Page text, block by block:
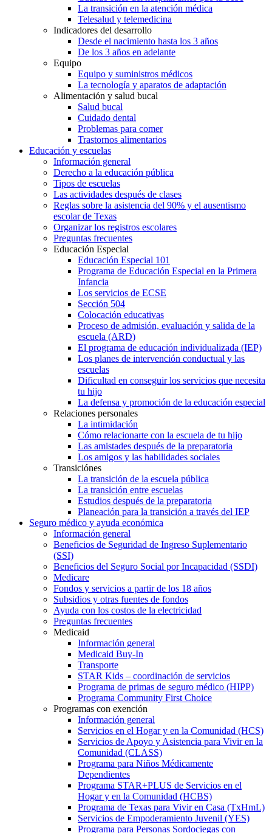
La transición en la atención médica
Telesalud y telemedicina
Indicadores del desarrollo
Desde el nacimiento hasta los 3 años
De los 3 años en adelante
Equipo
Equipo y suministros médicos
La tecnología y aparatos de adaptación
Alimentación y salud bucal
Salud bucal
Cuidado dental
Problemas para comer
Trastornos alimentarios
Educación y escuelas
Información general
Derecho a la educación pública
Tipos de escuelas
Las actividades después de clases
Reglas sobre la asistencia del 90% y el ausentismo
escolar de Texas
Organizar los registros escolares
Preguntas frecuentes
Educación Especial
Educación Especial 101
Programa de Educación Especial en la Primera
Infancia
Los servicios de ECSE
Sección 504
Colocación educativas
Proceso de admisión, evaluación y salida de la
escuela (ARD)
El programa de educación individualizada (IEP)
Los planes de intervención conductual y las
escuelas
Dificultad en conseguir los servicios que necesita
tu hijo
La defensa y promoción de la educación especial
Relaciones personales
La intimidación
Cómo relacionarte con la escuela de tu hijo
Las amistades después de la preparatoria
Los amigos y las habilidades sociales
Transiciónes
La transición de la escuela pública
La transición entre escuelas
Estudios después de la preparatoria
Planeación para la transición a través del IEP
Seguro médico y ayuda económica
Información general
Beneficios de Seguridad de Ingreso Suplementario
(SSI)
Beneficios del Seguro Social por Incapacidad (SSDI)
Medicare
Fondos y servicios a partir de los 18 años
Subsidios y otras fuentes de fondos
Ayuda con los costos de la electricidad
Preguntas frecuentes
Medicaid
Información general
Medicaid Buy-In
Transporte
STAR Kids – coordinación de servicios
Programa de primas de seguro médico (HIPP)
Programa Community First Choice
Programas con exención
Información general
Servicios en el Hogar y en la Comunidad (HCS)
Servicios de Apoyo y Asistencia para Vivir en la
Comunidad (CLASS)
Programa para Niños Médicamente
Dependientes
Programa STAR+PLUS de Servicios en el
Hogar y en la Comunidad (HCBS)
Programa de Texas para Vivir en Casa (TxHmL)
Servicios de Empoderamiento Juvenil (YES)
Programa para Personas Sordociegas con